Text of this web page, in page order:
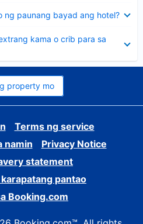
ng paunang bayad ang hotel?
kama o crib para sa
property mo
Terms ng service
namin
Privacy Notice
statement
pantao
Booking.com